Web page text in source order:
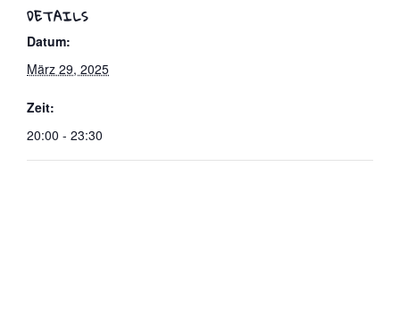
DETAILS
Datum:
März 29, 2025
Zeit:
20:00 - 23:30